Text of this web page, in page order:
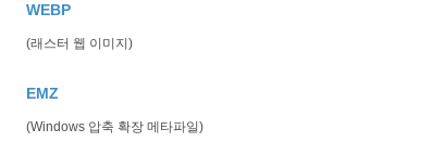
WEBP
(래스터 웹 이미지)
EMZ
(Windows 압축 확장 메타파일)